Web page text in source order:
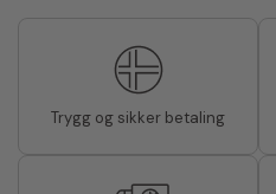
Trygg og sikker betaling